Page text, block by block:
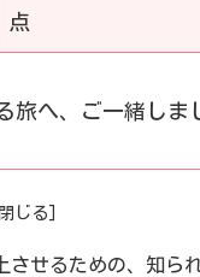
点
へ、ご一緒しま
せるための、知ら